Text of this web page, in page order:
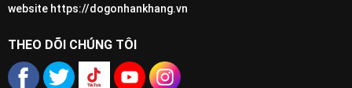
các nghệ nhân tại Nhân Khang đã khéo léo chạm khắc
hoa văn một cách tinh xảo với các hình tượng như: Văn
website https://dogonhankhang.vn
THEO DÕI CHÚNG TÔI